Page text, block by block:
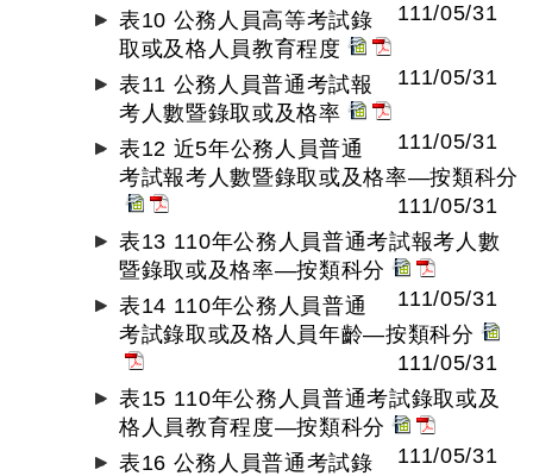
111/05/31
表10 公務人員高等考試錄
取或及格人員教育程度
111/05/31
表11 公務人員普通考試報
考人數暨錄取或及格率
111/05/31
表12 近5年公務人員普通
考試報考人數暨錄取或及格率—按類科分
111/05/31
表13 110年公務人員普通考試報考人數
暨錄取或及格率—按類科分
111/05/31
表14 110年公務人員普通
考試錄取或及格人員年齡—按類科分
111/05/31
表15 110年公務人員普通考試錄取或及
格人員教育程度—按類科分
111/05/31
表16 公務人員普通考試錄